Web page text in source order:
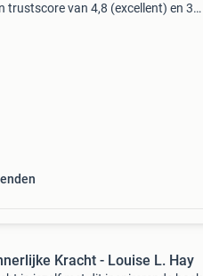
trustscore van 4,8 (excellent) en 30
Kracht - Louise L. Hay